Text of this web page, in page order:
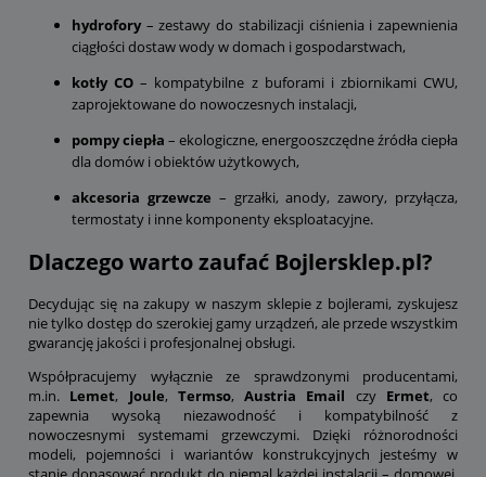
hydrofory – zestawy do stabilizacji ciśnienia i zapewnienia
ciągłości dostaw wody w domach i gospodarstwach,
kotły CO – kompatybilne z buforami i zbiornikami CWU,
zaprojektowane do nowoczesnych instalacji,
pompy ciepła – ekologiczne, energooszczędne źródła ciepła
dla domów i obiektów użytkowych,
akcesoria grzewcze – grzałki, anody, zawory, przyłącza,
termostaty i inne komponenty eksploatacyjne.
Dlaczego warto zaufać Bojlersklep.pl?
Decydując się na zakupy w naszym sklepie z bojlerami, zyskujesz
nie tylko dostęp do szerokiej gamy urządzeń, ale przede wszystkim
gwarancję jakości i profesjonalnej obsługi.
Współpracujemy wyłącznie ze sprawdzonymi producentami,
m.in. Lemet, Joule, Termso, Austria Email czy Ermet, co
zapewnia wysoką niezawodność i kompatybilność z
nowoczesnymi systemami grzewczymi. Dzięki różnorodności
modeli, pojemności i wariantów konstrukcyjnych jesteśmy w